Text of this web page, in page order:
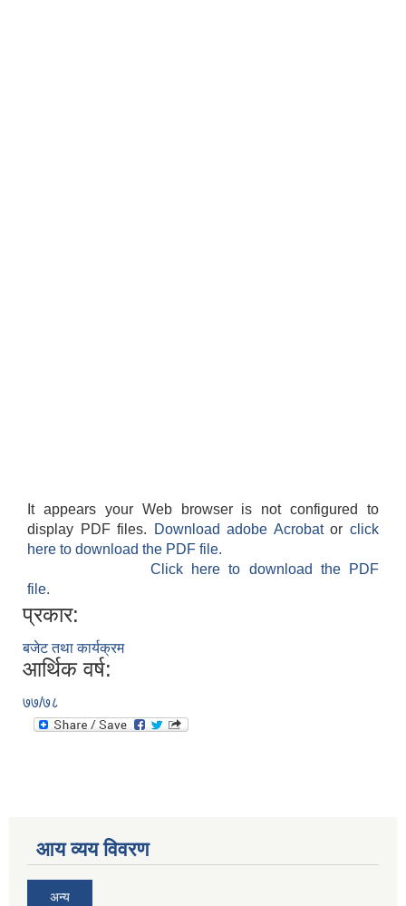
It appears your Web browser is not configured to
display PDF files.
Download adobe Acrobatorclick
here to download the PDF file.
Click here to download the PDF
file.
प्रकार:
बजेट तथा कार्यक्रम
आर्थिक वर्ष:
७७/७८
आय व्यय विवरण
अन्य